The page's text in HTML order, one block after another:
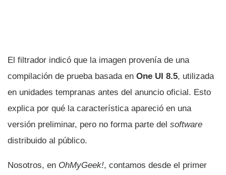
El filtrador indicó que la imagen provenía de una
compilación de prueba basada en One UI 8.5, utilizada
en unidades tempranas antes del anuncio oficial. Esto
explica por qué la característica apareció en una
versión preliminar, pero no forma parte del software
distribuido al público.
Nosotros, en OhMyGeek!, contamos desde el primer